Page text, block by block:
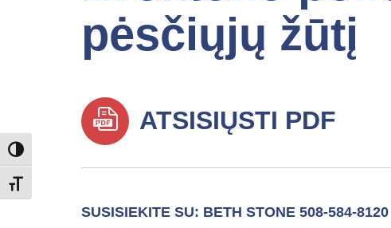
TOGGLE HIGH CONTRAST
TOGGLE FONT SIZE
pėsčiųjų žūtį
ATSISIŲSTI PDF
SUSISIEKITE SU: BETH STONE 508-584-8120